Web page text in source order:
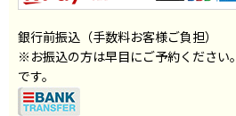
銀行前振込（手数料お客様ご負担）
※お振込の方は早目にご予約ください。
です。